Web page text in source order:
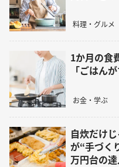
料理・グルメ
1か月の食
「ごはん
お金・学ぶ
自炊だけ
が“手づく
万円台の達